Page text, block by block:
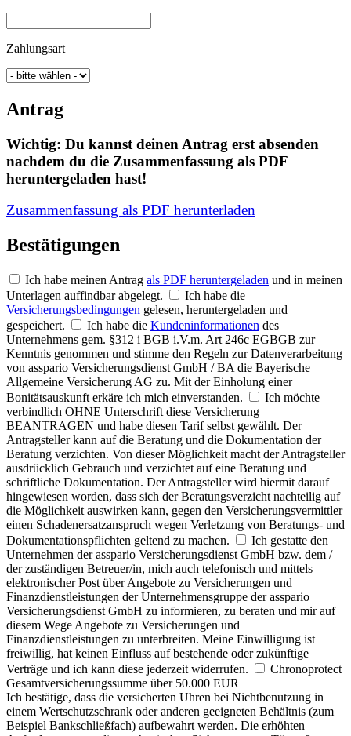
Zahlungsart
Antrag
Wichtig: Du kannst deinen Antrag erst absenden
nachdem du die Zusammenfassung als PDF
heruntergeladen hast!
Zusammenfassung als PDF herunterladen
Bestätigungen
Ich habe meinen Antrag als PDF heruntergeladen und in meinen
Unterlagen auffindbar abgelegt.
Ich habe die
Versicherungsbedingungen gelesen, heruntergeladen und
gespeichert.
Ich habe die Kundeninformationen des
Unternehmens gem. §312 i BGB i.V.m. Art 246c EGBGB zur
Kenntnis genommen und stimme den Regeln zur Datenverarbeitung
von asspario Versicherungsdienst GmbH / BA die Bayerische
Allgemeine Versicherung AG zu. Mit der Einholung einer
Bonitätsauskunft erkäre ich mich einverstanden.
Ich möchte
verbindlich OHNE Unterschrift diese Versicherung
BEANTRAGEN und habe diesen Tarif selbst gewählt. Der
Antragsteller kann auf die Beratung und die Dokumentation der
Beratung verzichten. Von dieser Möglichkeit macht der Antragsteller
ausdrücklich Gebrauch und verzichtet auf eine Beratung und
schriftliche Dokumentation. Der Antragsteller wird hiermit darauf
hingewiesen worden, dass sich der Beratungsverzicht nachteilig auf
die Möglichkeit auswirken kann, gegen den Versicherungsvermittler
einen Schadenersatzanspruch wegen Verletzung von Beratungs- und
Dokumentationspflichten geltend zu machen.
Ich gestatte den
Unternehmen der asspario Versicherungsdienst GmbH bzw. dem /
der zuständigen Betreuer/in, mich auch telefonisch und mittels
elektronischer Post über Angebote zu Versicherungen und
Finanzdienstleistungen der Unternehmensgruppe der asspario
Versicherungsdienst GmbH zu informieren, zu beraten und mir auf
diesem Wege Angebote zu Versicherungen und
Finanzdienstleistungen zu unterbreiten. Meine Einwilligung ist
freiwillig, hat keinen Einfluss auf bestehende oder zukünftige
Verträge und ich kann diese jederzeit widerrufen.
Chronoprotect
Gesamtversicherungssumme über 50.000 EUR
Ich bestätige, dass die versicherten Uhren bei Nichtbenutzung in
einem Wertschutzschrank oder anderen geeigneten Behältnis (zum
Beispiel Bankschließfach) aufbewahrt werden. Die erhöhten